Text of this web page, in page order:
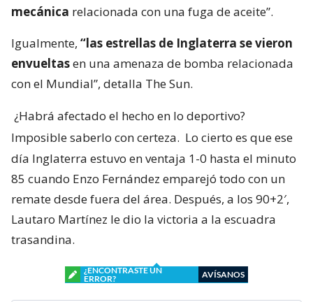
mecánica relacionada con una fuga de aceite”.
Igualmente, “las estrellas de Inglaterra se vieron
envueltasen una amenaza de bomba relacionada
con el Mundial”, detalla The Sun.
¿Habrá afectado el hecho en lo deportivo?
Imposible saberlo con certeza. Lo cierto es que ese
día Inglaterra estuvo en ventaja 1-0 hasta el minuto
85 cuando Enzo Fernández emparejó todo con un
remate desde fuera del área. Después, a los 90+2′,
Lautaro Martínez le dio la victoria a la escuadra
trasandina.
¿ENCONTRASTE UN
ERROR?
AVÍSANOS